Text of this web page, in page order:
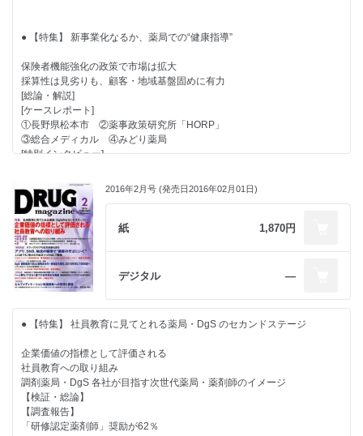
VOL.3（最終回） インタビュー 日本薬剤師会 理事 道明雅代氏［大
かかりつけ薬剤師とは個々の患者の「マイ薬剤師」になること
● 【DATA】
NPhA「調剤報酬改定影響の中間調査」
● 【トピック】
『ロキソニンＳプレミアム』発表会盛大に
■ Global Report
■ ビジネスナビ(207) 櫻井秀勲の世相“解体新書”
● 【主張】
生き残るのは「個店」でもなく、「DgS」でも「調剤チェーン」でもな
く、「健康サポート薬局」だ
● 【トピック】 スズケンが名南物流センター稼働式を開催
宮田社長「医療物流プラットフォーム構想」を掲げる
感染症対策へプロモーション強化
● 【短期集中連載】 「今回の改定を私はこうみる」
VOL.2 インタビュー 日本医師会 常任理事 松本純一氏［中央社会保
険医療協議会 委員］
「かかりつけ指導料」で患者さんの同意を得てこそ患者さんとの距離が縮
まり本来の力が発揮できる
● 【特集】 漢方・生薬製剤
再成長の局面を迎えているマーケット
● 【ヘルスケア部門管掌担当者インタビュー】
新タイプの胃腸薬『タナベ胃腸薬ウルソ』で開くセルフケアの新たな領域
プ グループマネジャー］
● 【Voice】
薬学生に伝えたい「チャンスがある限り、挑戦し続けること」の大切さ
岡田優一郎氏［東京メディカルスクール 代表取締役］
● 【クローズアップ】 第１回「医療用から要指導・一般用への転用に関
する評価検討会議」開催
● 【DgS トップインタビュー】
「善悪」と「損得」のバランス重視で堅実経営
北山佑二氏［金光薬品（岡山県） 代表取締役社長］
● 【連載】
■ 行政ウォッチング
宮坂佳紀氏［メディカル・テン 代表］
■ Rediscovery in U.S. ～知られざる米国最新流通業界事情
新地昭久氏［RMI 代表］
■ 隔月連載 アイ・エム・エス・ジャパン
ビッグデータとインテリジェンスで医療の最適化を支援する
杏林大学医学部付属病院 薬剤部医薬品情報室 科長補佐 若林 進氏
■ Global Report
インフォーマ社 イアン・ロイド氏
■ ビジネスナビ(206) 櫻井秀勲の世相“解体新書”
● 【主張】
● 【カラーグラビア】 第28回「ヒット商品賞・話題商品賞」表彰式 都内
で盛大に
ヒット商品大賞は第一三共ヘルスケアの『ロキソニンSプラス』
ロート製薬の『ロートV５粒』が話題商品大賞に
● 【トピック】 大衆薬卸協議会が「セルフケア卸セミナー」を開催
「健康寿命延伸」を軸の業態卸確立目指す
● 【特集】 新事業化なるか、薬局での“健康指導”
保険者機能強化の政策で市場は拡大
採算性は見劣りも、顧客・地域基盤固めに有力
[総論・解説]
[ケースレポート]
①長野県松本市 ②薬事政策研究所「HORP」
③総合メディカル ④みどり薬局
[特別インタビュー]
③加賀美秀樹氏［松本薬剤師会 会長］
● 【DgS トップインタビュー】
調剤、介護施設、フィットネス、DgSの三位一体で地域を活性化
「ワクワクが止まらない」JAPANドラッグストアショーもけん引
貴島浩史氏［ミック・ジャパン 代表取締役社長］
● 【好評連載】 地域包括ケア参画は薬局存続の要諦
～ VOL.12〈最終回〉 ～インタビュー 日医の描く医療IT の方向性～
「医療IT の基盤は日医がつくる」
● 【カラーグラビア】 特別対談
[必見]外国人はなぜ山本漢方製薬の『大麦若葉』を買うのか
～その爆買人気に山本、勝木両氏が答える
山本 整氏［山本漢方製薬 社長］×勝木 尚氏［アルフレッサ ヘルスケア社
長］
● 【インタビュー】 HCを深耕するビックカメラ
2016年2月号 (発売日2016年02月01日)
紙 1,870円
デジタル ―
● 【特集】 社員教育に見てとれる薬局・DgS のセカンドステージ
企業価値の指標として評価される
社員教育への取り組み
調剤薬局・DgS 各社が目指す次世代薬局・薬剤師のイメージ
【検証・総論】
【調査報告】
「研修認定薬剤師」奨励が62％